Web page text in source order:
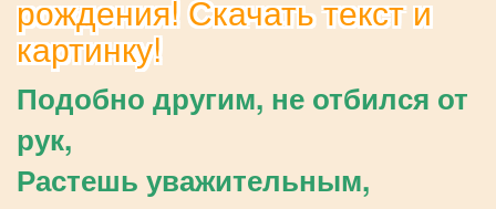
рождения! Скачать текст и
картинку!
Подобно другим, не отбился от
рук,
Растешь уважительным,